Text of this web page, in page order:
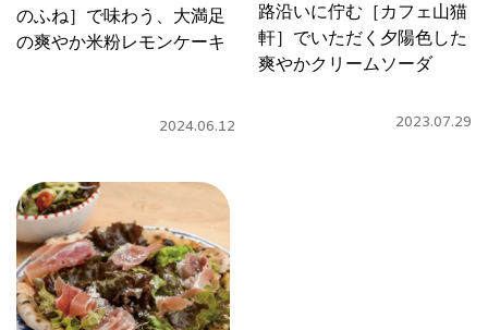
Instagram
チケットプレゼント応募
MAIN MENU
SERIES
のふね］で味わう、大満足
の爽やか米粉レモンケーキ
2024.06.12
路沿いに佇む［カフェ山猫
軒］でいただく夕陽色した
爽やかクリームソーダ
2023.07.29